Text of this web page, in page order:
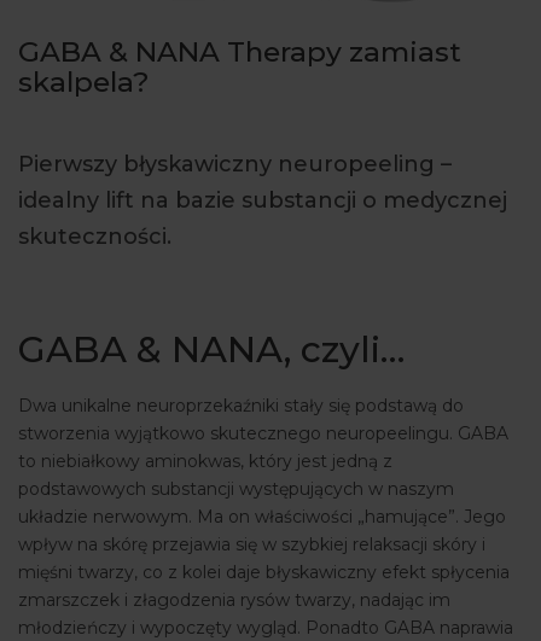
ARTYKUŁY
GABA & NANA Therapy zamiast
skalpela?
Pierwszy błyskawiczny neuropeeling –
idealny lift na bazie substancji o medycznej
skuteczności.
GABA & NANA, czyli…
Dwa unikalne neuroprzekaźniki stały się podstawą do
stworzenia wyjątkowo skutecznego neuropeelingu. GABA
to niebiałkowy aminokwas, który jest jedną z
podstawowych substancji występujących w naszym
układzie nerwowym. Ma on właściwości „hamujące”. Jego
wpływ na skórę przejawia się w szybkiej relaksacji skóry i
mięśni twarzy, co z kolei daje błyskawiczny efekt spłycenia
zmarszczek i złagodzenia rysów twarzy, nadając im
młodzieńczy i wypoczęty wygląd. Ponadto GABA naprawia